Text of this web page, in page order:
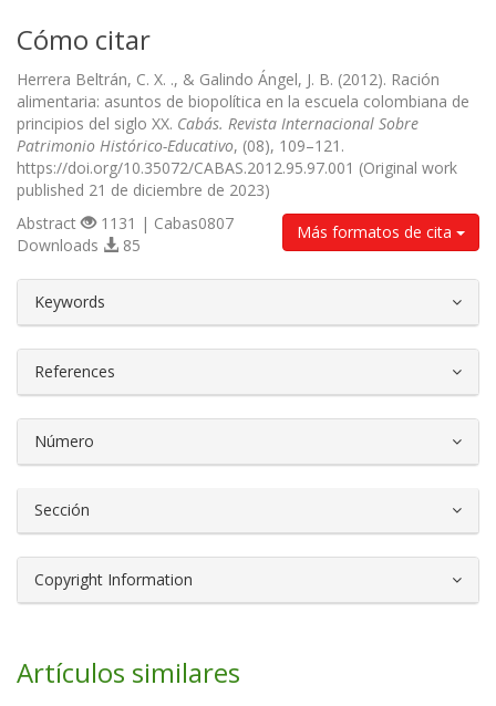
Cómo citar
Herrera Beltrán, C. X. ., & Galindo Ángel, J. B. (2012). Ración
alimentaria: asuntos de biopolítica en la escuela colombiana de
principios del siglo XX. Cabás. Revista Internacional Sobre
Patrimonio Histórico-Educativo, (08), 109–121.
https://doi.org/10.35072/CABAS.2012.95.97.001 (Original work
published 21 de diciembre de 2023)
Más formatos de cita
Abstract
1131 | Cabas0807
Downloads
85
Keywords
References
Número
Sección
Copyright Information
Artículos similares